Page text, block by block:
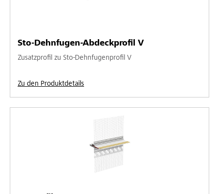
Sto-Dehnfugen-Abdeckprofil V
Zusatzprofil zu Sto-Dehnfugenprofil V
Zu den Produktdetails